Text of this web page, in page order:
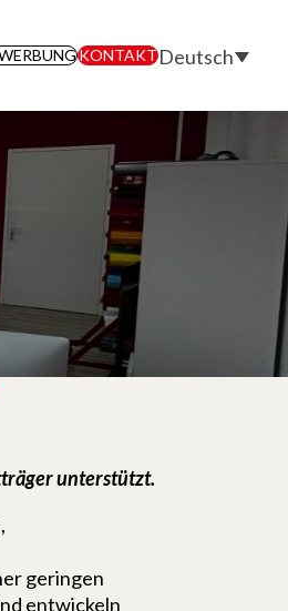
KONTAKTDeutsch
unterstützt.
geringen
entwickeln